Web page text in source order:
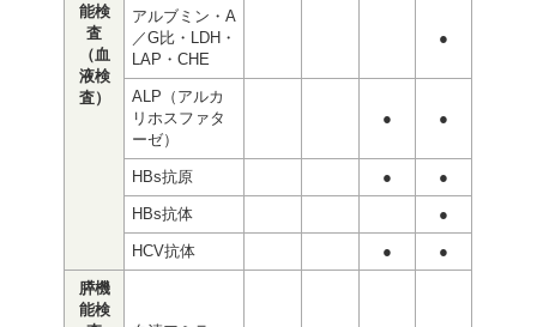
能検
査
（血
液検
査）
アルブミン・A
／G比・LDH・
LAP・CHE
●
ALP（アルカ
リホスファタ
ーゼ）
● ●
HBs抗原 ● ●
HBs抗体 ●
HCV抗体 ● ●
膵機
能検